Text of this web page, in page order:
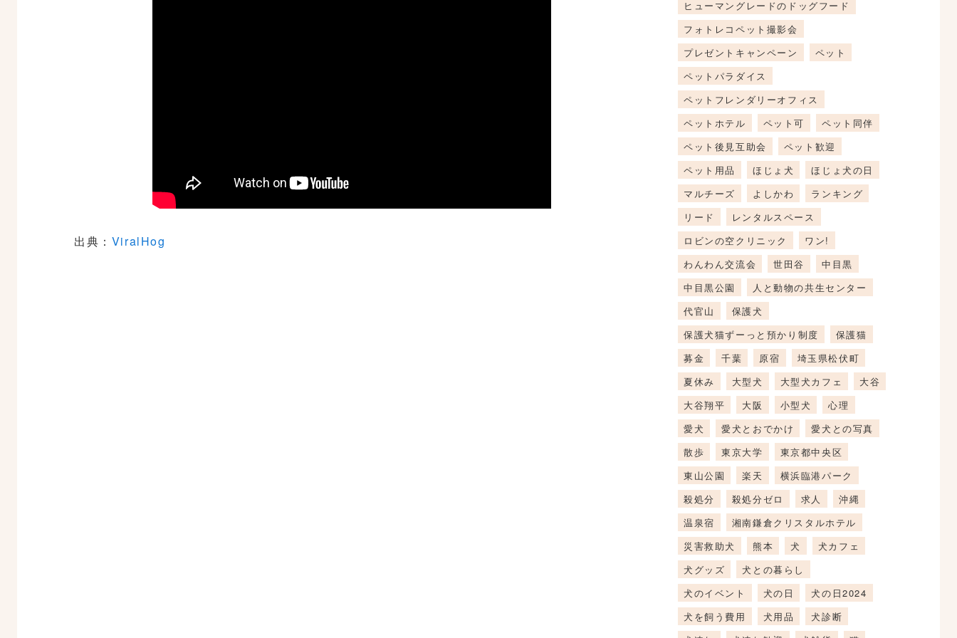
出典： ViralHog
ヒューマングレードのドッグフード
フォトレコペット撮影会
プレゼントキャンペーン
ペット
ペットパラダイス
ペットフレンダリーオフィス
ペットホテル
ペット可
ペット同伴
ペット後見互助会
ペット歓迎
ペット用品
ほじょ犬
ほじょ犬の日
マルチーズ
よしかわ
ランキング
リード
レンタルスペース
ロビンの空クリニック
ワン!
わんわん交流会
世田谷
中目黒
中目黒公園
人と動物の共生センター
代官山
保護犬
保護犬猫ずーっと預かり制度
保護猫
募金
千葉 原宿
埼玉県松伏町
夏休み
大型犬 大型犬カフェ
大谷
大谷翔平
大阪 小型犬
心理
愛犬
愛犬とおでかけ
愛犬との写真
散歩
東京大学
東京都中央区
東山公園
楽天
横浜臨港パーク
殺処分
殺処分ゼロ 求人
沖縄
温泉宿
湘南鎌倉クリスタルホテル
災害救助犬
熊本 犬
犬カフェ
犬グッズ
犬との暮らし
犬のイベント
犬の日
犬の日2024
犬を飼う費用
犬用品
犬診断